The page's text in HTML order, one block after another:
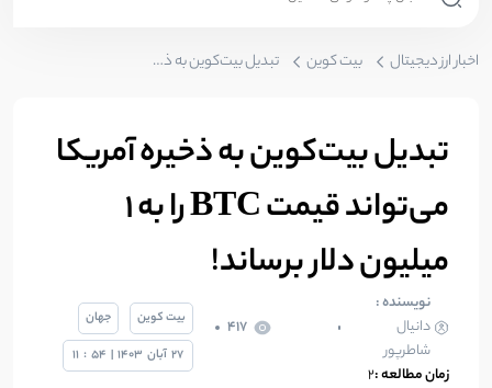
اخبار ارز دیجیتال بیت کوین تبدیل بیت‌کوین به ذخیره آمریکا می‌تواند قیمت BTC را به 1 میلیون دلار برساند!
تبدیل بیت‌کوین به ذخیره آمریکا
می‌تواند قیمت BTC را به 1
میلیون دلار برساند!
نویسنده :
دانیال
شاطرپور
417
زمان مطالعه :2
بیت کوین
جهان
27 آبان 1403
|
54
:
11